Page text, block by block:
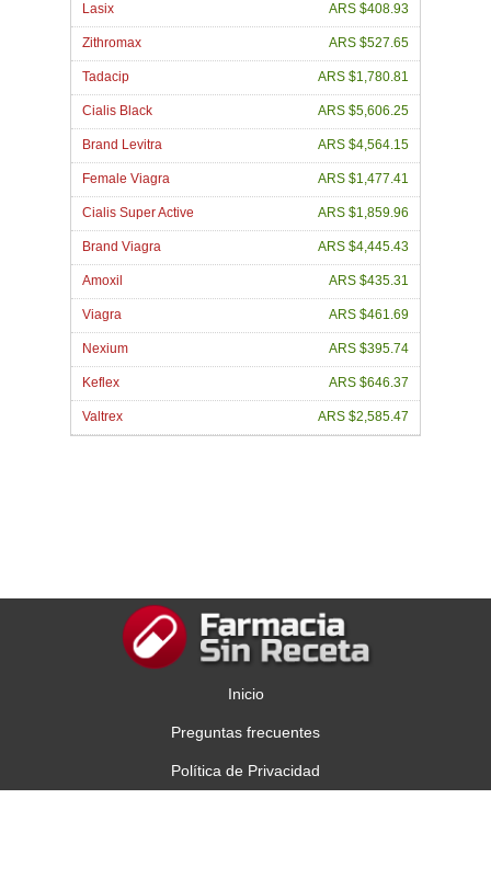
Lasix ARS $408.93
Zithromax ARS $527.65
Tadacip ARS $1,780.81
Cialis Black ARS $5,606.25
Brand Levitra ARS $4,564.15
Female Viagra ARS $1,477.41
Cialis Super Active ARS $1,859.96
Brand Viagra ARS $4,445.43
Amoxil ARS $435.31
Viagra ARS $461.69
Nexium ARS $395.74
Keflex ARS $646.37
Valtrex ARS $2,585.47
Inicio
Preguntas frecuentes
Política de Privacidad